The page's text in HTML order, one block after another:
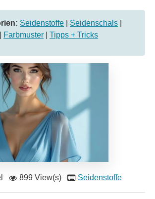
Seidenstoffe Seidenschals
Farbmuster Tipps + Tricks
899 View(s) Seidenstoffe